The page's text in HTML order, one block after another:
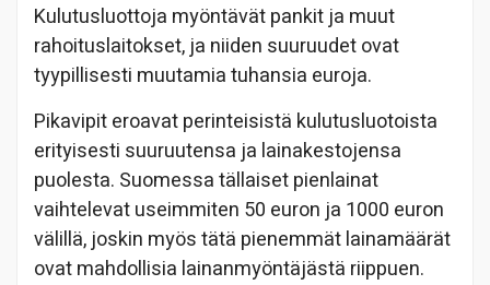
Kulutusluottoja myöntävät pankit ja muut
rahoituslaitokset, ja niiden suuruudet ovat
tyypillisesti muutamia tuhansia euroja.
Pikavipit eroavat perinteisistä kulutusluotoista
erityisesti suuruutensa ja lainakestojensa
puolesta. Suomessa tällaiset pienlainat
vaihtelevat useimmiten 50 euron ja 1000 euron
välillä, joskin myös tätä pienemmät lainamäärät
ovat mahdollisia lainanmyöntäjästä riippuen.